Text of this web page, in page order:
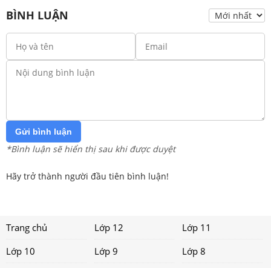
BÌNH LUẬN
Gửi bình luận
*Bình luận sẽ hiển thị sau khi được duyệt
Hãy trở thành người đầu tiên bình luận!
Trang chủ Lớp 12
Lớp 11
Lớp 10
Lớp 9
Lớp 8